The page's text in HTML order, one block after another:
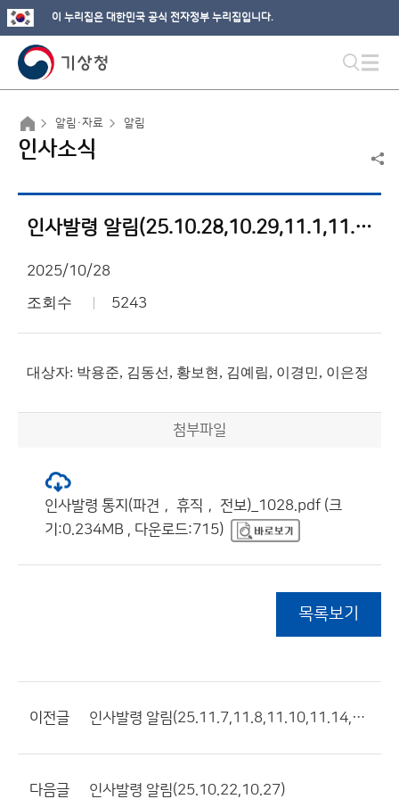
이 누리집은 대한민국 공식 전자정부 누리집입니다.
알림·자료 알림
인사소식
인사발령 알림(25.10.28,10.29,11.1,11.12)
2025/10/28
조회수 5243
대상자: 박용준, 김동선, 황보현, 김예림, 이경민, 이은정
첨부파일
인사발령 통지(파견， 휴직， 전보)_1028.pdf (크
기:0.234MB , 다운로드:715)
목록보기
이전글 인사발령 알림(25.11.7,11.8,11.10,11.14,11.20,11.23)
다음글 인사발령 알림(25.10.22,10.27)